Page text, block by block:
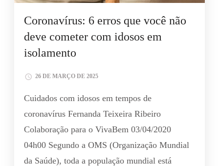
Coronavírus: 6 erros que você não
deve cometer com idosos em
isolamento
26 DE MARÇO DE 2025
Cuidados com idosos em tempos de
coronavírus Fernanda Teixeira Ribeiro
Colaboração para o VivaBem 03/04/2020
04h00 Segundo a OMS (Organização Mundial
da Saúde), toda a população mundial está